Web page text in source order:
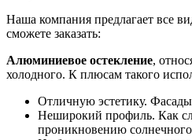
Наша компания предлагает все
сможете заказать:
Алюминиевое остекление,
холодного. К плюсам такого
Отличную эстетику.
Неширокий профиль. Как
проникновению солнечного